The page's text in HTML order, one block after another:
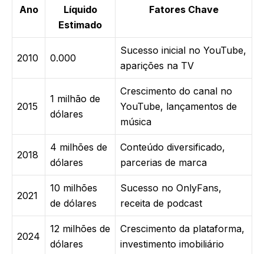
Ano
Líquido
Estimado
Fatores Chave
2010 0.000
Sucesso inicial no YouTube,
aparições na TV
2015
1 milhão de
dólares
Crescimento do canal no
YouTube, lançamentos de
música
2018
4 milhões de
dólares
Conteúdo diversificado,
parcerias de marca
2021
10 milhões
de dólares
Sucesso no OnlyFans,
receita de podcast
2024
12 milhões de
dólares
Crescimento da plataforma,
investimento imobiliário